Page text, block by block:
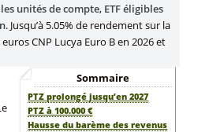
unités de compte, ETF éligibles
. Jusqu’à 5.05% de rendement sur la
CNP Lucya Euro B en 2026 et
Sommaire
PTZ prolongé jusqu’en 2027
PTZ à 100.000 €
Hausse du barème des revenus